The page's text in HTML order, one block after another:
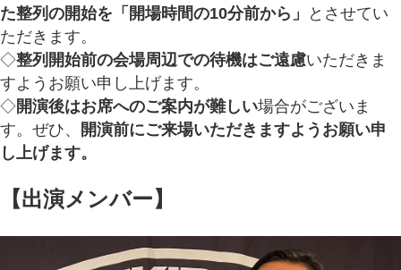
た整列の開始を「開場時間の10分前から」
とさせてい
ただきます。
◇整列開始前の会場周辺での待機はご遠慮いただきま
すようお願い申し上げます。
◇開演後はお席へのご案内が難しい場合がございま
す。ぜひ、
開演前にご来場いただきますようお願い申
し上げます。
【出演メンバー】